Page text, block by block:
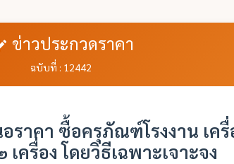
ข่าวประกวดราคา
ฉบับที่ : 12442
ราคา ซื้อครุภัณฑ์โรงงาน เครื่
ครื่อง โดยวิธีเฉพาะเจาะจง